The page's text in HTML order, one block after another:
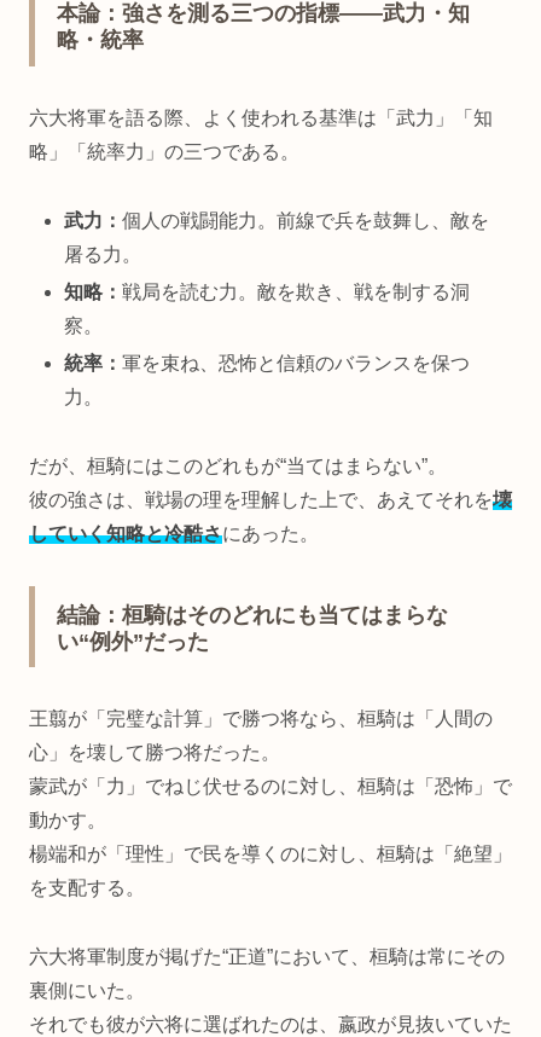
本論：強さを測る三つの指標――武力・知
略・統率
六大将軍を語る際、よく使われる基準は「武力」「知
略」「統率力」の三つである。
武力：個人の戦闘能力。前線で兵を鼓舞し、敵を
屠る力。
知略：戦局を読む力。敵を欺き、戦を制する洞
察。
統率：軍を束ね、恐怖と信頼のバランスを保つ
力。
だが、桓騎にはこのどれもが“当てはまらない”。
彼の強さは、戦場の理を理解した上で、あえてそれを壊
していく知略と冷酷さにあった。
結論：桓騎はそのどれにも当てはまらな
い“例外”だった
王翦が「完璧な計算」で勝つ将なら、桓騎は「人間の
心」を壊して勝つ将だった。
蒙武が「力」でねじ伏せるのに対し、桓騎は「恐怖」で
動かす。
楊端和が「理性」で民を導くのに対し、桓騎は「絶望」
を支配する。
六大将軍制度が掲げた“正道”において、桓騎は常にその
裏側にいた。
それでも彼が六将に選ばれたのは、嬴政が見抜いていた